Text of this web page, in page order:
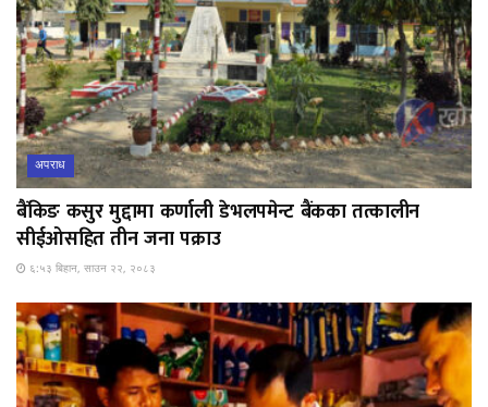
अपराध
बैंकिङ कसुर मुद्दामा कर्णाली डेभलपमेन्ट बैंकका तत्कालीन
सीईओसहित तीन जना पक्राउ
६:५३ बिहान, साउन २२, २०८३